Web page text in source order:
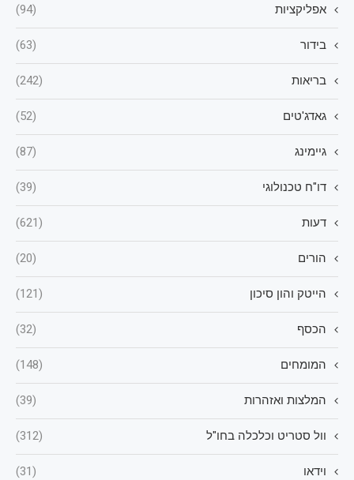
אפליקציות (94)
בידור (63)
בריאות (242)
גאדג'טים (52)
גיימינג (87)
דו"ח טכנולוגי (39)
דעות (621)
הורים (20)
הייטק והון סיכון (121)
הכסף (32)
המומחים (148)
המלצות ואזהרות (39)
וול סטריט וכלכלה בחו"ל (312)
וידאו (31)